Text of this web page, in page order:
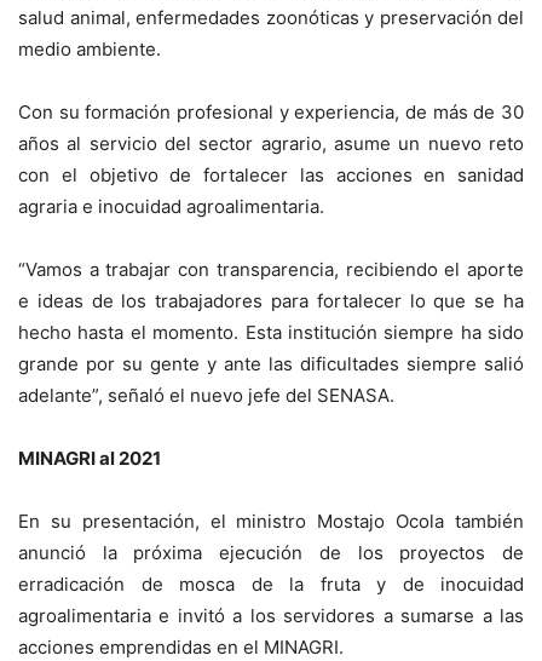
salud animal, enfermedades zoonóticas y preservación del
medio ambiente.
Con su formación profesional y experiencia, de más de 30
años al servicio del sector agrario, asume un nuevo reto
con el objetivo de fortalecer las acciones en sanidad
agraria e inocuidad agroalimentaria.
“Vamos a trabajar con transparencia, recibiendo el aporte
e ideas de los trabajadores para fortalecer lo que se ha
hecho hasta el momento. Esta institución siempre ha sido
grande por su gente y ante las dificultades siempre salió
adelante”, señaló el nuevo jefe del SENASA.
MINAGRI al 2021
En su presentación, el ministro Mostajo Ocola también
anunció la próxima ejecución de los proyectos de
erradicación de mosca de la fruta y de inocuidad
agroalimentaria e invitó a los servidores a sumarse a las
acciones emprendidas en el MINAGRI.